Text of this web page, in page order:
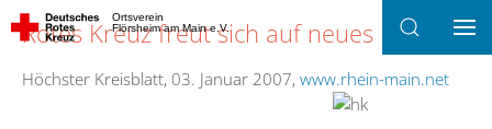
Ortsverein
Flörsheim am Main e.V.
Rotes Kreuz freut sich auf neues Domizil
Höchster Kreisblatt, 03. Januar 2007, www.rhein-main.net